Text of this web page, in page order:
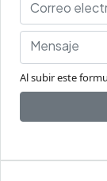
Al subir este